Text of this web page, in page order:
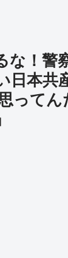
な！
日本
って